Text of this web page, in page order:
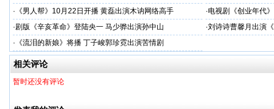
· 《男人帮》10月22日开播 黄磊出演木讷网络高手 ·电视剧《创业年代
·剧版《辛亥革命》登陆央一 马少骅出演孙中山 ·刘诗诗曹馨月出演
· 《流泪的新娘》将播 丁子峻郭珍霓出演苦情剧
相关评论
暂时还没有评论